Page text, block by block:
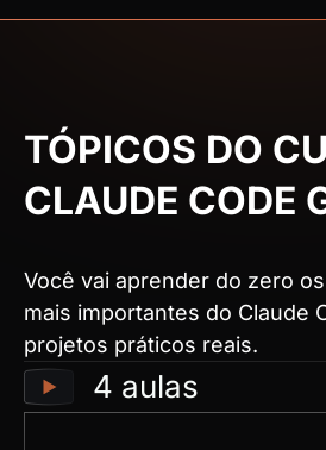
TÓPICOS DO
CLAUDE CODE
Você vai aprender do zero
mais importantes do Claude
projetos práticos reais.
4 aulas